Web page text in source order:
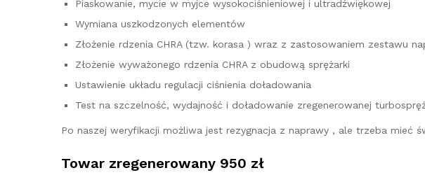
Piaskowanie, mycie w myjce wysokociśnieniowej i ultradźwiękowej
Wymiana uszkodzonych elementów
Złożenie rdzenia CHRA (tzw. korasa ) wraz z zastosowaniem zestawu
Złożenie wyważonego rdzenia CHRA z obudową sprężarki
Ustawienie układu regulacji ciśnienia doładowania
Test na szczelność, wydajność i doładowanie zregenerowanej
Po naszej weryfikacji możliwa jest rezygnacja z naprawy , ale trzeba mieć
Towar zregenerowany 950 zł